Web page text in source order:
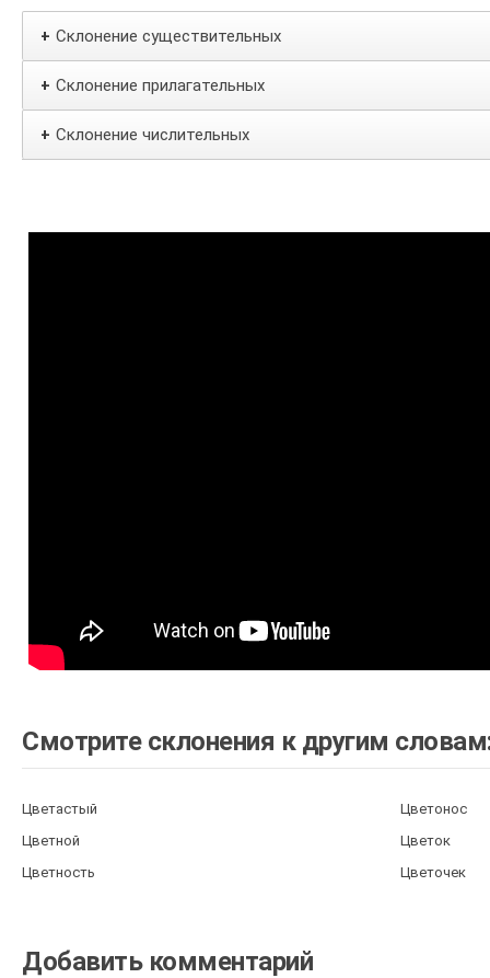
+ Склонение существительных
+ Склонение прилагательных
+ Склонение числительных
Смотрите склонения к другим
Цветастый
Цветонос
Цветной
Цветок
Цветность
Цветочек
Добавить комментарий